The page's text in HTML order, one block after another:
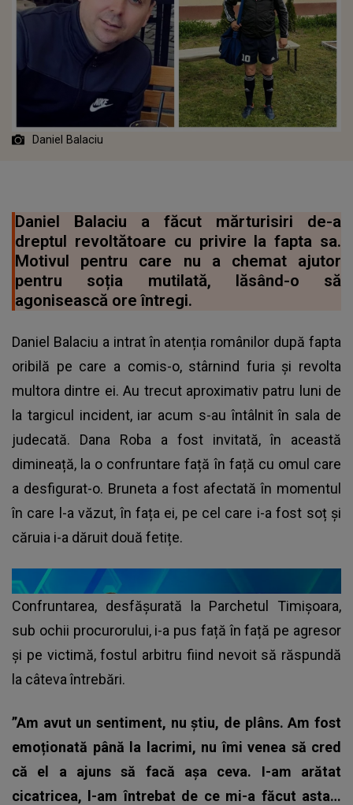
Daniel Balaciu
Daniel Balaciu a făcut mărturisiri de-a
dreptul revoltătoare cu privire la fapta sa.
Motivul pentru care nu a chemat ajutor
pentru soția mutilată, lăsând-o să
agonisească ore întregi.
Daniel Balaciu a intrat în atenția românilor după fapta
oribilă pe care a comis-o, stârnind furia și revolta
multora dintre ei. Au trecut aproximativ patru luni de
la targicul incident, iar acum s-au întâlnit în sala de
judecată. Dana Roba a fost invitată, în această
dimineață, la o confruntare față în față cu omul care
a desfigurat-o. Bruneta a fost afectată în momentul
în care l-a văzut, în fața ei, pe cel care i-a fost soț și
căruia i-a dăruit două fetițe.
Confruntarea, desfășurată la Parchetul Timișoara,
sub ochii procurorului, i-a pus față în față pe agresor
și pe victimă, fostul arbitru fiind nevoit să răspundă
la câteva întrebări.
”Am avut un sentiment, nu știu, de plâns. Am fost
emoționată până la lacrimi, nu îmi venea să cred
că el a ajuns să facă așa ceva. I-am arătat
cicatricea, l-am întrebat de ce mi-a făcut asta…